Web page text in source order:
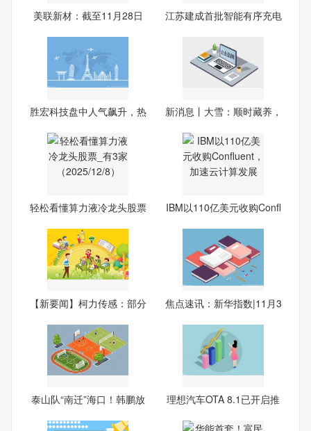
美联新材：截至11月28日
江苏建成首批智能有序充电
胜宏科技盘中人气飙升，热
新消息丨大雪：顺时藏养，
轻松看懂算力液冷龙头股票
IBM以110亿美元收购Confl
【新要闻】柯力传感：部分
焦点速讯：新华指数|11月3
泰山队“南迁”海口！韩鹏放
理想汽车OTA 8.1已开启推